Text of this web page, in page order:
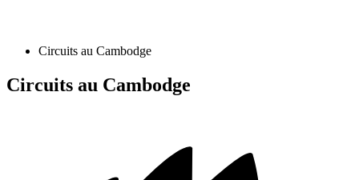
Circuits au Cambodge
Circuits au Cambodge